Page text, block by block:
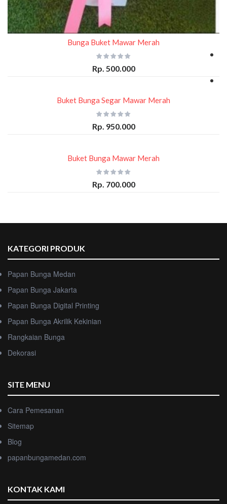
Bunga Buket Mawar Merah
Rp. 500.000
Buket Bunga Segar Mawar Merah
Rp. 950.000
Buket Bunga Mawar Merah
Rp. 700.000
KATEGORI PRODUK
Papan Bunga Medan
Papan Bunga Jakarta
Papan Bunga Digital Printing
Papan Bunga Akrilik Kekinian
Rangkaian Bunga
Dekorasi
SITE MENU
Cara Pemesanan
Sitemap
Blog
papanbungamedan.com
KONTAK KAMI